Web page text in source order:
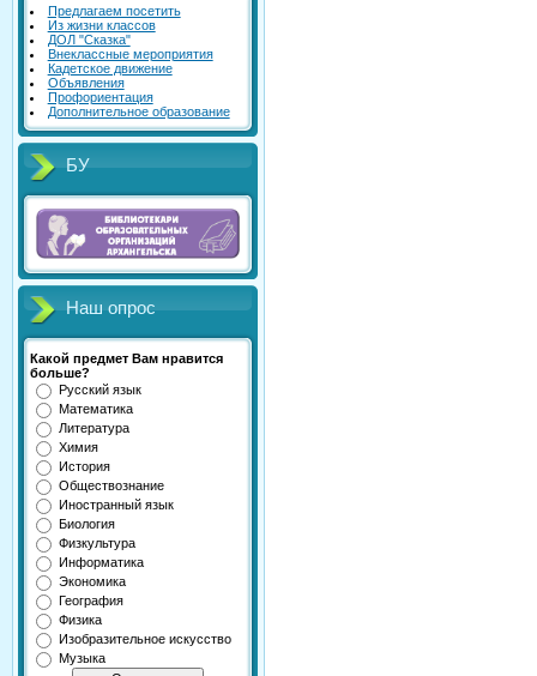
Предлагаем посетить
Из жизни классов
ДОЛ "Сказка"
Внеклассные мероприятия
Кадетское движение
Объявления
Профориентация
Дополнительное образование
БУ
Наш опрос
Какой предмет Вам нравится
больше?
Русский язык
Математика
Литература
Химия
История
Обществознание
Иностранный язык
Биология
Физкультура
Информатика
Экономика
География
Физика
Изобразительное искусство
Музыка